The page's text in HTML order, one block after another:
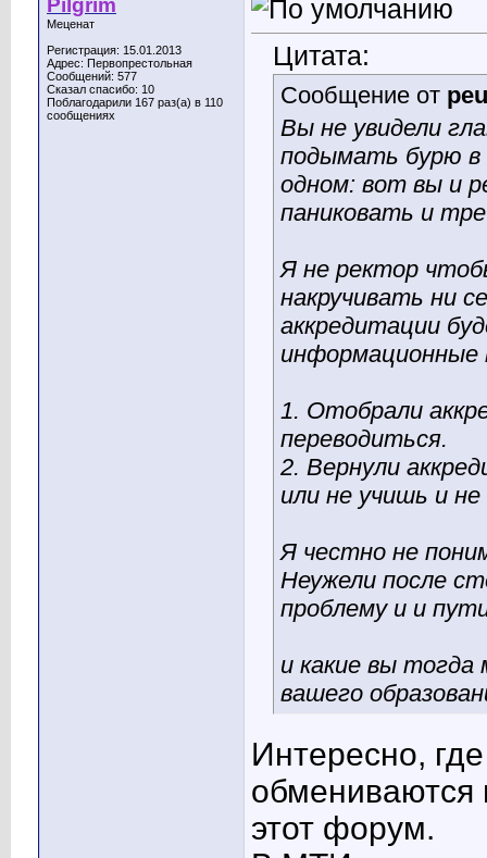
Pilgrim
Меценат
Регистрация: 15.01.2013
Адрес: Первопрестольная
Сообщений: 577
Сказал спасибо: 10
Поблагодарили 167 раз(а) в 110
сообщениях
Цитата:
Сообщение от
Вы не увидели
подымать бурю в
одном: вот вы и
паниковать и
Я не ректор
накручивать ни
аккредитации
информационные
1. Отобрали
переводиться.
2. Вернули
или не учишь и
Я честно не
Неужели после
проблему и и
и какие вы
вашего
Интересно,
обмениваются
этот форум.